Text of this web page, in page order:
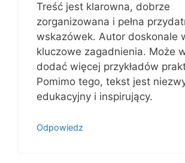
Treść jest klarowna, dobrze
zorganizowana i pełna
wskazówek. Autor doskonale
kluczowe zagadnienia. Może
dodać więcej przykładów
Pomimo tego, tekst jest
edukacyjny i inspirujący.
Odpowiedz